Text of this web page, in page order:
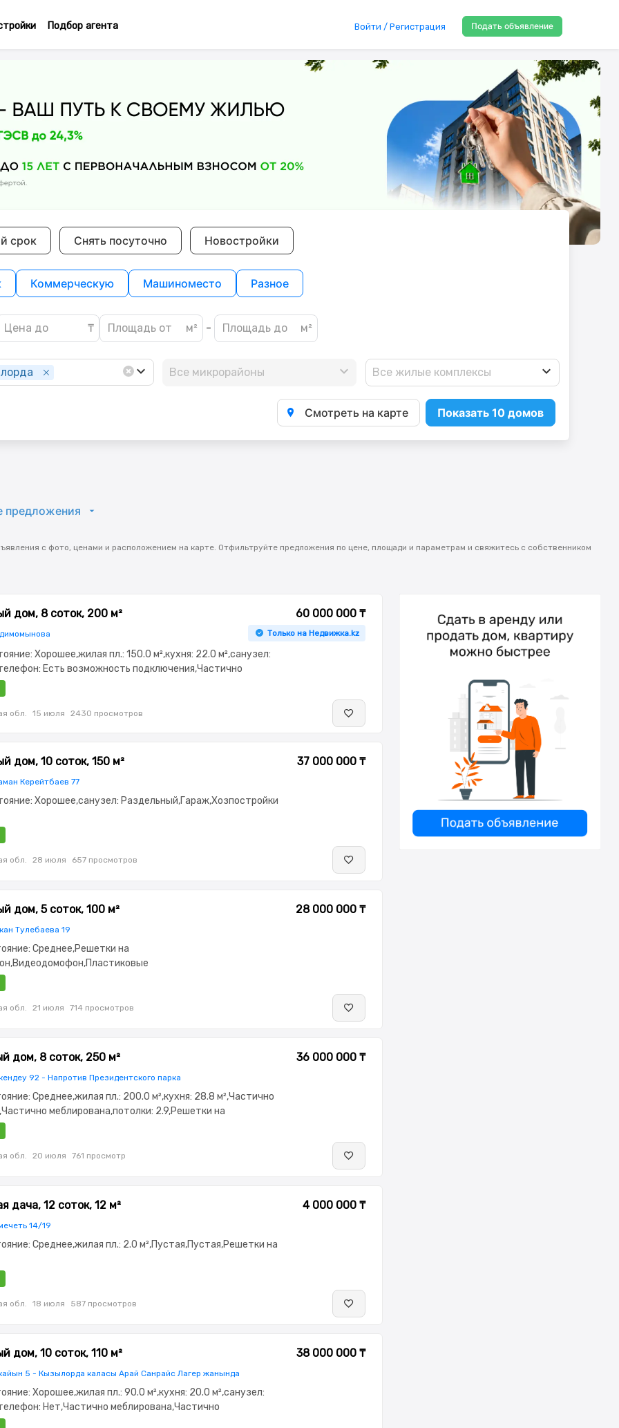
Подбор агента Войти / Регистрация Подать объявление
срок Снять посуточно Новостройки
Коммерческую Машиноместо Разное
-
Все микрорайоны Все жилые комплексы
Смотреть на карте Показать 10 домов
предложения
с фото, ценами и расположением на карте. Отфильтруйте предложения по цене, площади и параметрам и свяжитесь с собственником
дом, 8 соток, 200 м² 60 000 000 ₸
Только на Недвижка.kz
Хорошее,жилая пл.: 150.0 м²,кухня: 22.0 м²,санузел:
Есть возможность подключения,Частично
меблирована,потолки: 2.85,Решетки на окнах,Сад
обл. 15 июля 2430 просмотров
дом, 10 соток, 150 м²
Керейтбаев 77
37 000 000 ₸
Хорошее,санузел: Раздельный,Гараж,Хозпостройки
обл. 28 июля 657 просмотров
дом, 5 соток, 100 м²
Тулебаева 19
28 000 000 ₸
Среднее,Решетки на
зона
обл. 21 июля 714 просмотров
дом, 8 соток, 250 м²
92 - Напротив Президентского парка
36 000 000 ₸
Среднее,жилая пл.: 200.0 м²,кухня: 28.8 м²,Частично
меблирована,потолки: 2.9,Решетки на
окна,Навес,Сад
обл. 20 июля 761 просмотр
дача, 12 соток, 12 м²
14/19
4 000 000 ₸
Среднее,жилая пл.: 2.0 м²,Пустая,Пустая,Решетки на
обл. 18 июля 587 просмотров
дом, 10 соток, 110 м²
5 - Кызылорда каласы Арай Санрайс Лагер жанында
38 000 000 ₸
Хорошее,жилая пл.: 90.0 м²,кухня: 20.0 м²,санузел:
Нет,Частично меблирована,Частично
2.9,Сигнализация,Видеонаблюдение,Пластиковые